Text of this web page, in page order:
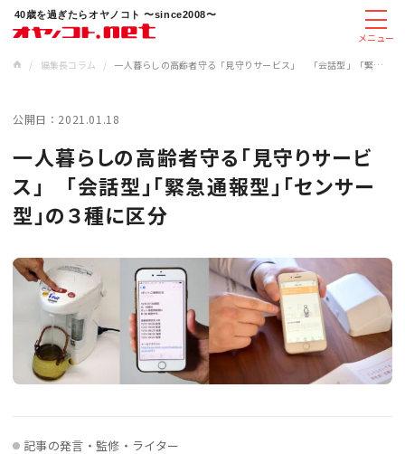
40歳を過ぎたらオヤノコト 〜since2008〜
メニュー
/
編集長コラム / 一人暮らしの高齢者守る「見守りサービス」 「会話型」「緊急通報型」「センサー型」の３種に区分
公開日： 2021.01.18
一人暮らしの高齢者守る「見守りサービ
ス」 「会話型」「緊急通報型」「センサー
型」の３種に区分
記事の発言・監修・ライター